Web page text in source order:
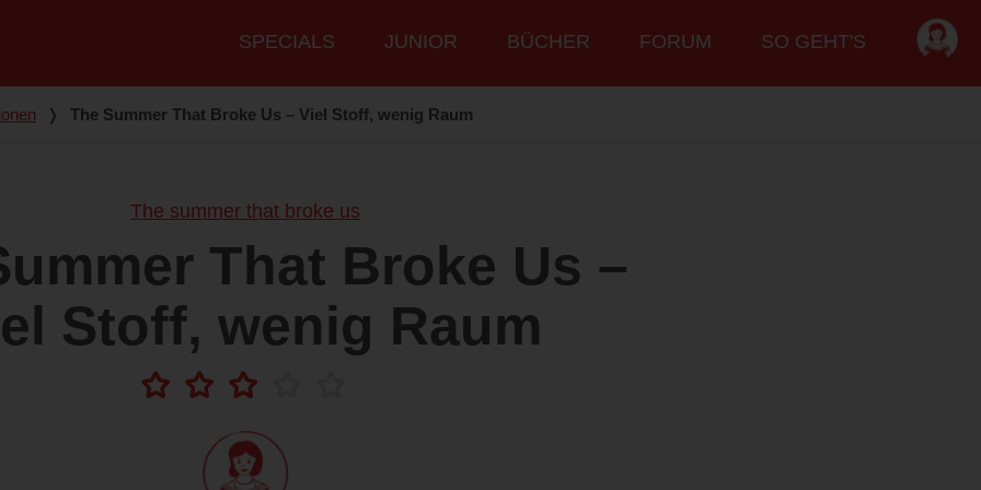
Hauptmenü
SPECIALS JUNIOR BÜCHER FORUM SO GEHT'S
❭ The Summer That Broke Us – Viel Stoff, wenig Raum
The summer that broke us
That Broke Us –
Stoff, wenig Raum